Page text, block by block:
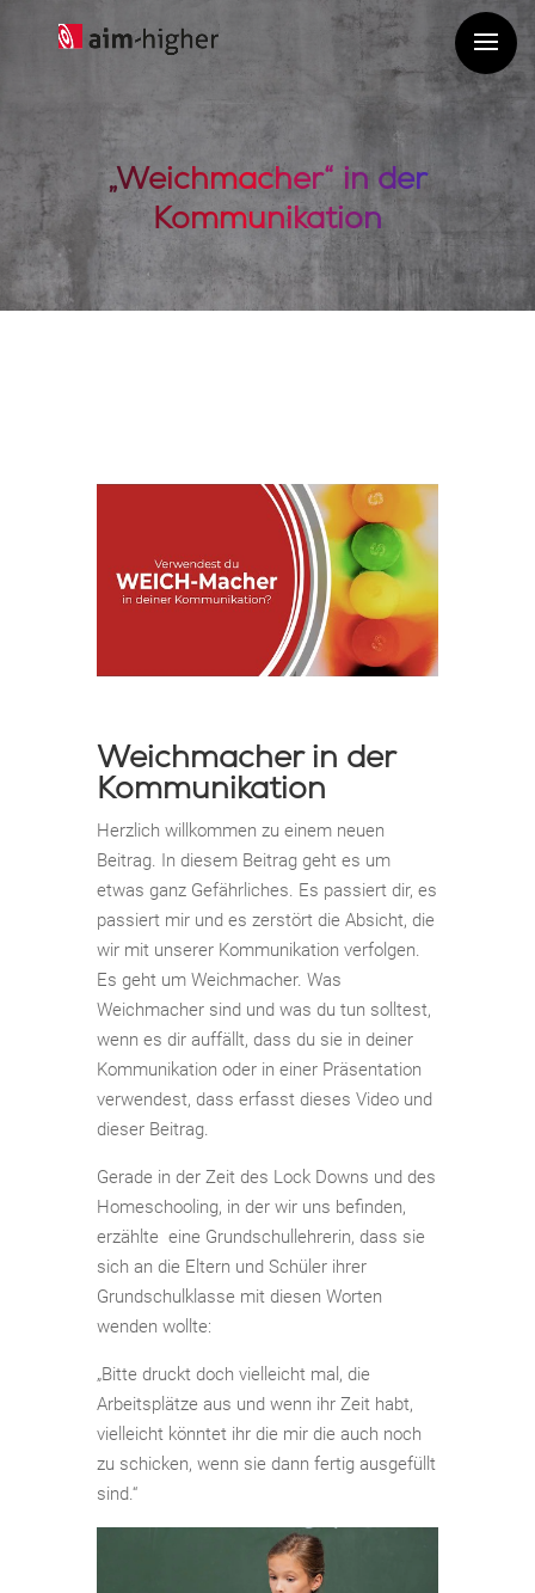
„Weichmacher“ in der
Kommunikation
Weichmacher in der
Kommunikation
Herzlich willkommen zu einem neuen
Beitrag. In diesem Beitrag geht es um
etwas ganz Gefährliches. Es passiert dir, es
passiert mir und es zerstört die Absicht, die
wir mit unserer Kommunikation verfolgen.
Es geht um Weichmacher. Was
Weichmacher sind und was du tun solltest,
wenn es dir auffällt, dass du sie in deiner
Kommunikation oder in einer Präsentation
verwendest, dass erfasst dieses Video und
dieser Beitrag.
Gerade in der Zeit des Lock Downs und des
Homeschooling, in der wir uns befinden,
erzählte eine Grundschullehrerin, dass sie
sich an die Eltern und Schüler ihrer
Grundschulklasse mit diesen Worten
wenden wollte:
„Bitte druckt doch vielleicht mal, die
Arbeitsplätze aus und wenn ihr Zeit habt,
vielleicht könntet ihr die mir die auch noch
zu schicken, wenn sie dann fertig ausgefüllt
sind.“